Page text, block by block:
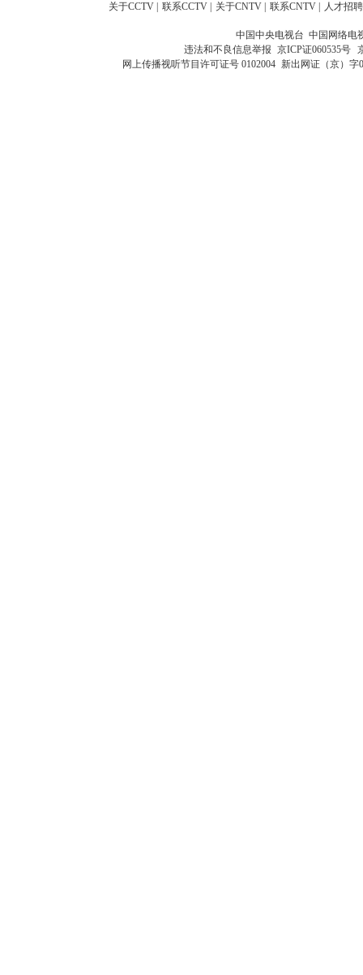
关于CCTV 联系CCTV 关于CNTV 联系CNTV 人才招聘
中国中央电视台 中国网络电
违法和不良信息举报 京ICP证060535号
网上传播视听节目许可证号 0102004 新出网证（京）